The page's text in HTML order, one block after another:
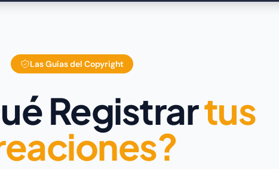
Las Guías del Copyright
Registrartus